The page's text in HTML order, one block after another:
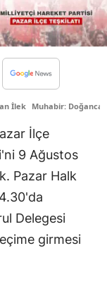
İlek Muhabir:
İlçe
9 Ağustos
Pazar Halk
Delegesi
girmesi